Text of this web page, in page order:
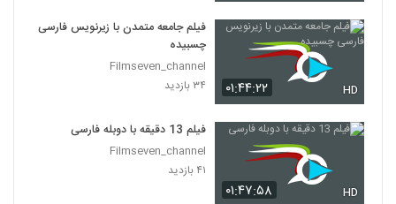
۰۱:۴۴:۲۲ HD
فیلم جامعه متمدن با زیرنویس فارسی
چسبیده
Filmseven_channel
۳۴ بازدید
۰۱:۴۷:۵۸ HD
فیلم 13 دقیقه با دوبله فارسی
Filmseven_channel
۴۱ بازدید